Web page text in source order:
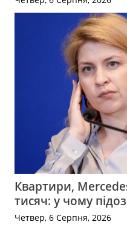
Квартири,
тисяч: у чому
Четвер, 6 Серпня, 2026